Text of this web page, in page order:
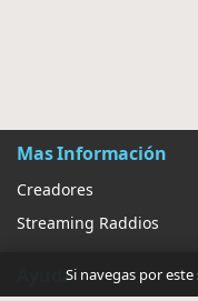
Mas Información
Creadores
Streaming Raddios
AyudaSi navegas por